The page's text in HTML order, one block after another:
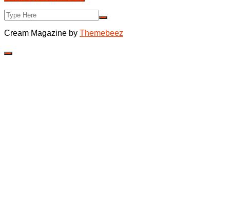
Cream Magazine by Themebeez